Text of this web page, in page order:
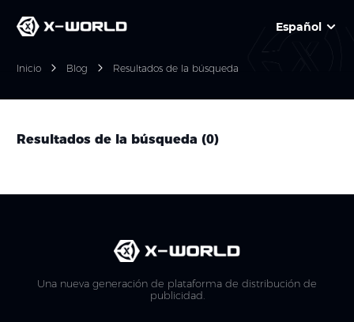
Español
Inicio Blog Resultados de la búsqueda
Resultados de la búsqueda (0)
Una nueva generación de plataforma de distribución de
publicidad.